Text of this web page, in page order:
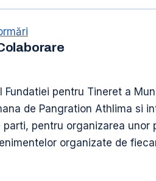
Fundatiei pentru Tineret a
de Pangration Athlima si
pentru organizarea
organizate de